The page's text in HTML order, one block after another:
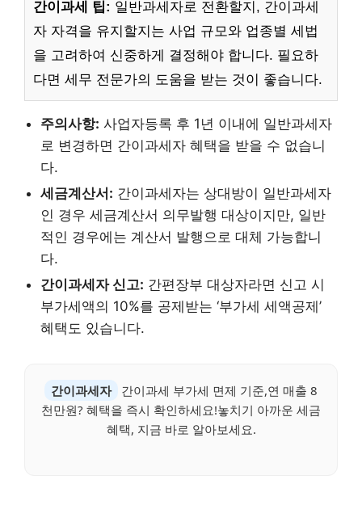
간이과세 팁: 일반과세자로 전환할지, 간이과세
자 자격을 유지할지는 사업 규모와 업종별 세법
을 고려하여 신중하게 결정해야 합니다. 필요하
다면 세무 전문가의 도움을 받는 것이 좋습니다.
주의사항: 사업자등록 후 1년 이내에 일반과세자
로 변경하면 간이과세자 혜택을 받을 수 없습니
다.
세금계산서: 간이과세자는 상대방이 일반과세자
인 경우 세금계산서 의무발행 대상이지만, 일반
적인 경우에는 계산서 발행으로 대체 가능합니
다.
간이과세자 신고: 간편장부 대상자라면 신고 시
부가세액의 10%를 공제받는 ‘부가세 세액공제’
혜택도 있습니다.
간이과세자
간이과세 부가세 면제 기준,연 매출 8
천만원? 혜택을 즉시 확인하세요!놓치기 아까운 세금
혜택, 지금 바로 알아보세요.